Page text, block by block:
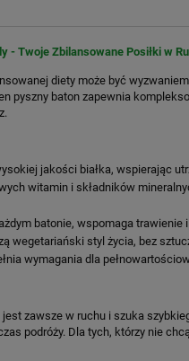
- Twoje Zbilansowane Posiłki w
diety może być
pyszny baton zapewnia
jakości białka, wspierając
witamin i składników
batonie, wspomaga trawienie
wegetariański styl życia, bez
wymagania dla
zawsze w ruchu i szuka
podróży. Dla tych, którzy nie